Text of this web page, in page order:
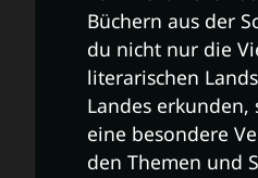
Büchern aus der
du nicht nur die
literarischen
Landes erkunden,
eine besondere
den Themen und